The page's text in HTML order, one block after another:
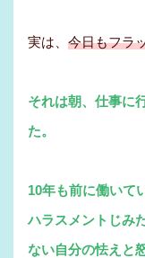
実は、 今日もフラ
それは朝、仕事に
た。
10年も前に働いて
ハラスメントじみ
ない自分の怯えと